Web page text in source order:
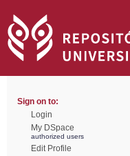
Sign on to:
Login
My DSpace
authorized users
Edit Profile